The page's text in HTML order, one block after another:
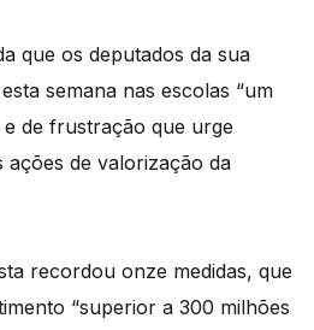
que os deputados da sua
semana nas escolas “um
de frustração que urge
ações de valorização da
recordou onze medidas, que
“superior a 300 milhões